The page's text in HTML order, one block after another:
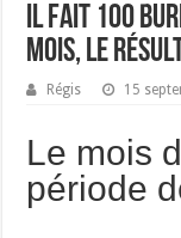
Il fait 100
mois, le
Régis 15
Le mois
période